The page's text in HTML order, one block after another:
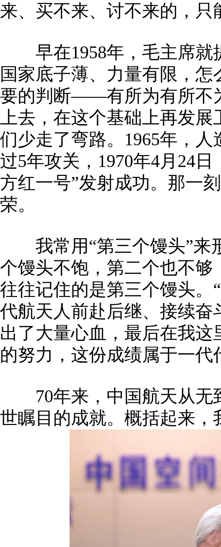
来、买不来、讨不来的，
早在1958年，毛主席就
国家底子薄、力量有限，
要的判断——有所为有所不
上去，在这个基础上再发
们少走了弯路。1965年，
过5年攻关，1970年4月24
方红一号”发射成功。那一
荣。
我常用“第三个馒头”来
个馒头不饱，第二个也不
往往记住的是第三个馒头。
代航天人前赴后继、接续
出了大量心血，最后在我
的努力，这份成绩属于一
70年来，中国航天从无
世瞩目的成就。概括起来，